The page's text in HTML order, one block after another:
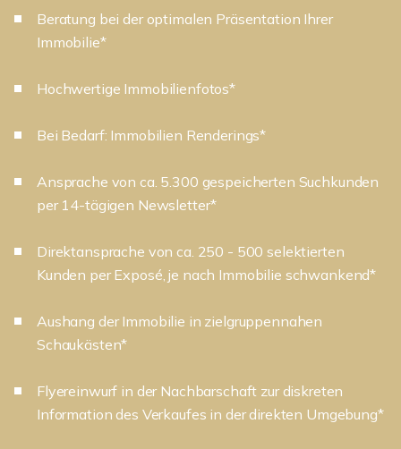
Beratung bei der optimalen Präsentation Ihrer
Immobilie*
Hochwertige Immobilienfotos*
Bei Bedarf: Immobilien Renderings*
Ansprache von ca. 5.300 gespeicherten Suchkunden
per 14-tägigen Newsletter*
Direktansprache von ca. 250 - 500 selektierten
Kunden per Exposé, je nach Immobilie schwankend*
Aushang der Immobilie in zielgruppennahen
Schaukästen*
Flyereinwurf in der Nachbarschaft zur diskreten
Information des Verkaufes in der direkten Umgebung*